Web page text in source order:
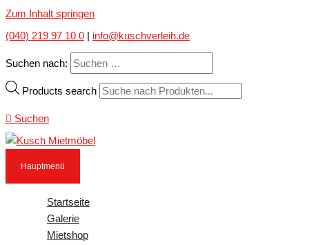
Zum Inhalt springen
(040) 219 97 10 0 | info@kuschverleih.de
Suchen nach:
Products search
Suchen
Hauptmenü
Startseite
Galerie
Mietshop